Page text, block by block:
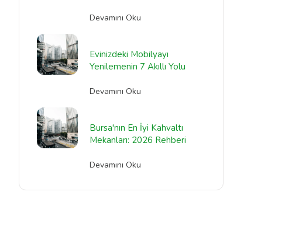
Devamını Oku
Evinizdeki Mobilyayı
Yenilemenin 7 Akıllı Yolu
Devamını Oku
Bursa'nın En İyi Kahvaltı
Mekanları: 2026 Rehberi
Devamını Oku